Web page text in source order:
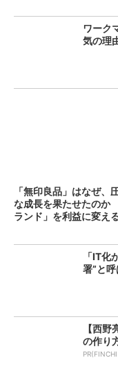
ワーク
気の理
「無印良品」はなぜ、
な成長を果たせたの
ランド」を利益に変え
「IT
署”と
【西
の作り